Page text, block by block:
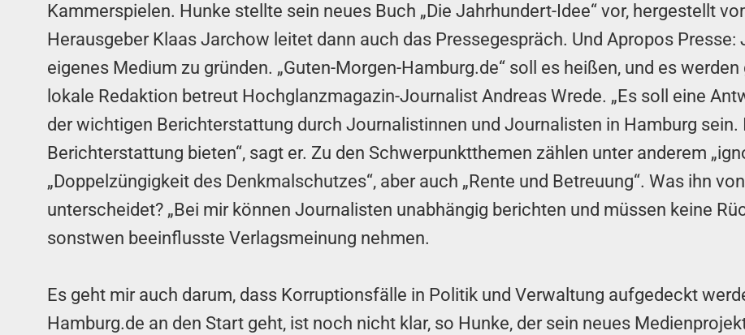
Kammerspielen. Hunke stellte sein neues Buch „Die Jahrhundert-Idee“ vor, hergestellt
Herausgeber Klaas Jarchow leitet dann auch das Pressegespräch. Und Apropos Presse:
eigenes Medium zu gründen. „Guten-Morgen-Hamburg.de“ soll es heißen, und es
lokale Redaktion betreut Hochglanzmagazin-Journalist Andreas Wrede. „Es soll eine
der wichtigen Berichterstattung durch Journalistinnen und Journalisten in Hamburg
Berichterstattung bieten“, sagt er. Zu den Schwerpunktthemen zählen unter anderem
„Doppelzüngigkeit des Denkmalschutzes“, aber auch „Rente und Betreuung“. Was ihn
unterscheidet? „Bei mir können Journalisten unabhängig berichten und müssen keine
sonstwen beeinflusste Verlagsmeinung nehmen.
Es geht mir auch darum, dass Korruptionsfälle in Politik und Verwaltung aufgedeckt
Hamburg.de an den Start geht, ist noch nicht klar, so Hunke, der sein neues